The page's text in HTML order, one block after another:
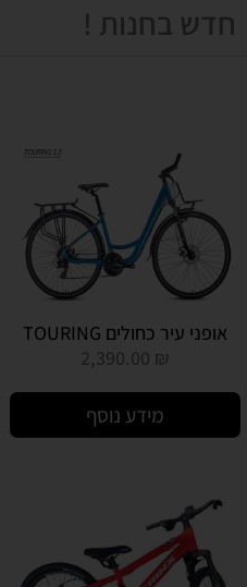
חדש בחנות !
אופני עיר כחולים TOURING
2,390.00 ₪
מידע נוסף